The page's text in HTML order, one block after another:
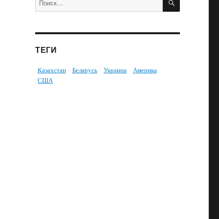
ТЕГИ
Казахстан Беларусь Украина
Америка
США